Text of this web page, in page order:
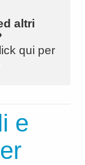
altri
qui per
e